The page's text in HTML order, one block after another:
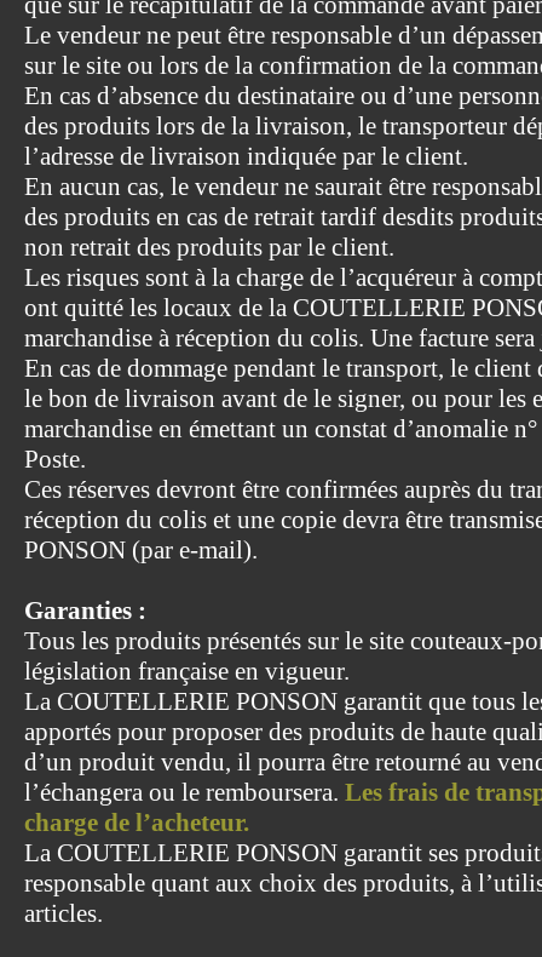
Le vendeur ne peut être responsable d’un
sur le site ou lors de la confirmation de la
En cas d’absence du destinataire ou d’une
des produits lors de la livraison, le transporteur
l’adresse de livraison indiquée par le client.
En aucun cas, le vendeur ne saurait être
des produits en cas de retrait tardif desdits
non retrait des produits par le client.
Les risques sont à la charge de l’acquéreur à
ont quitté les locaux de la COUTELLERIE
marchandise à réception du colis. Une facture
En cas de dommage pendant le transport, le client
le bon de livraison avant de le signer, ou pour les
marchandise en émettant un constat d’anomalie
Poste.
Ces réserves devront être confirmées auprès du
réception du colis et une copie devra être
PONSON (par e-mail).
Garanties :
Tous les produits présentés sur le site couteaux-
législation française en vigueur.
La COUTELLERIE PONSON garantit que tous
apportés pour proposer des produits de haute
d’un produit vendu, il pourra être retourné au
l’échangera ou le remboursera. Les frais de
charge de l’acheteur.
La COUTELLERIE PONSON garantit ses
responsable quant aux choix des produits, à
articles.